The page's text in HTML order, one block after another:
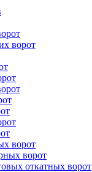
ворот
ворот
ворот
откатных ворот